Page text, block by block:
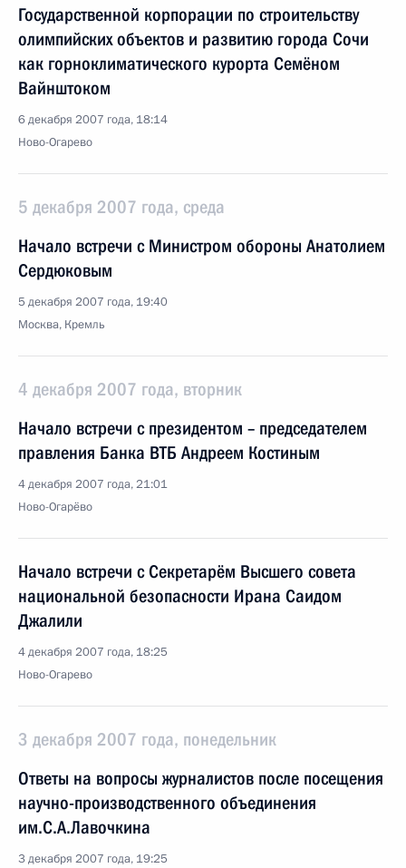
Государственной корпорации по строительству
олимпийских объектов и развитию города Сочи
как горноклиматического курорта Семёном
Вайнштоком
6 декабря 2007 года, 18:14
Ново-Огарево
5 декабря 2007 года, среда
Начало встречи с Министром обороны Анатолием
Сердюковым
5 декабря 2007 года, 19:40
Москва, Кремль
4 декабря 2007 года, вторник
Начало встречи с президентом – председателем
правления Банка ВТБ Андреем Костиным
4 декабря 2007 года, 21:01
Ново-Огарёво
Начало встречи с Секретарём Высшего совета
национальной безопасности Ирана Саидом
Джалили
4 декабря 2007 года, 18:25
Ново-Огарево
3 декабря 2007 года, понедельник
Ответы на вопросы журналистов после посещения
научно-производственного объединения
им.С.А.Лавочкина
3 декабря 2007 года, 19:25